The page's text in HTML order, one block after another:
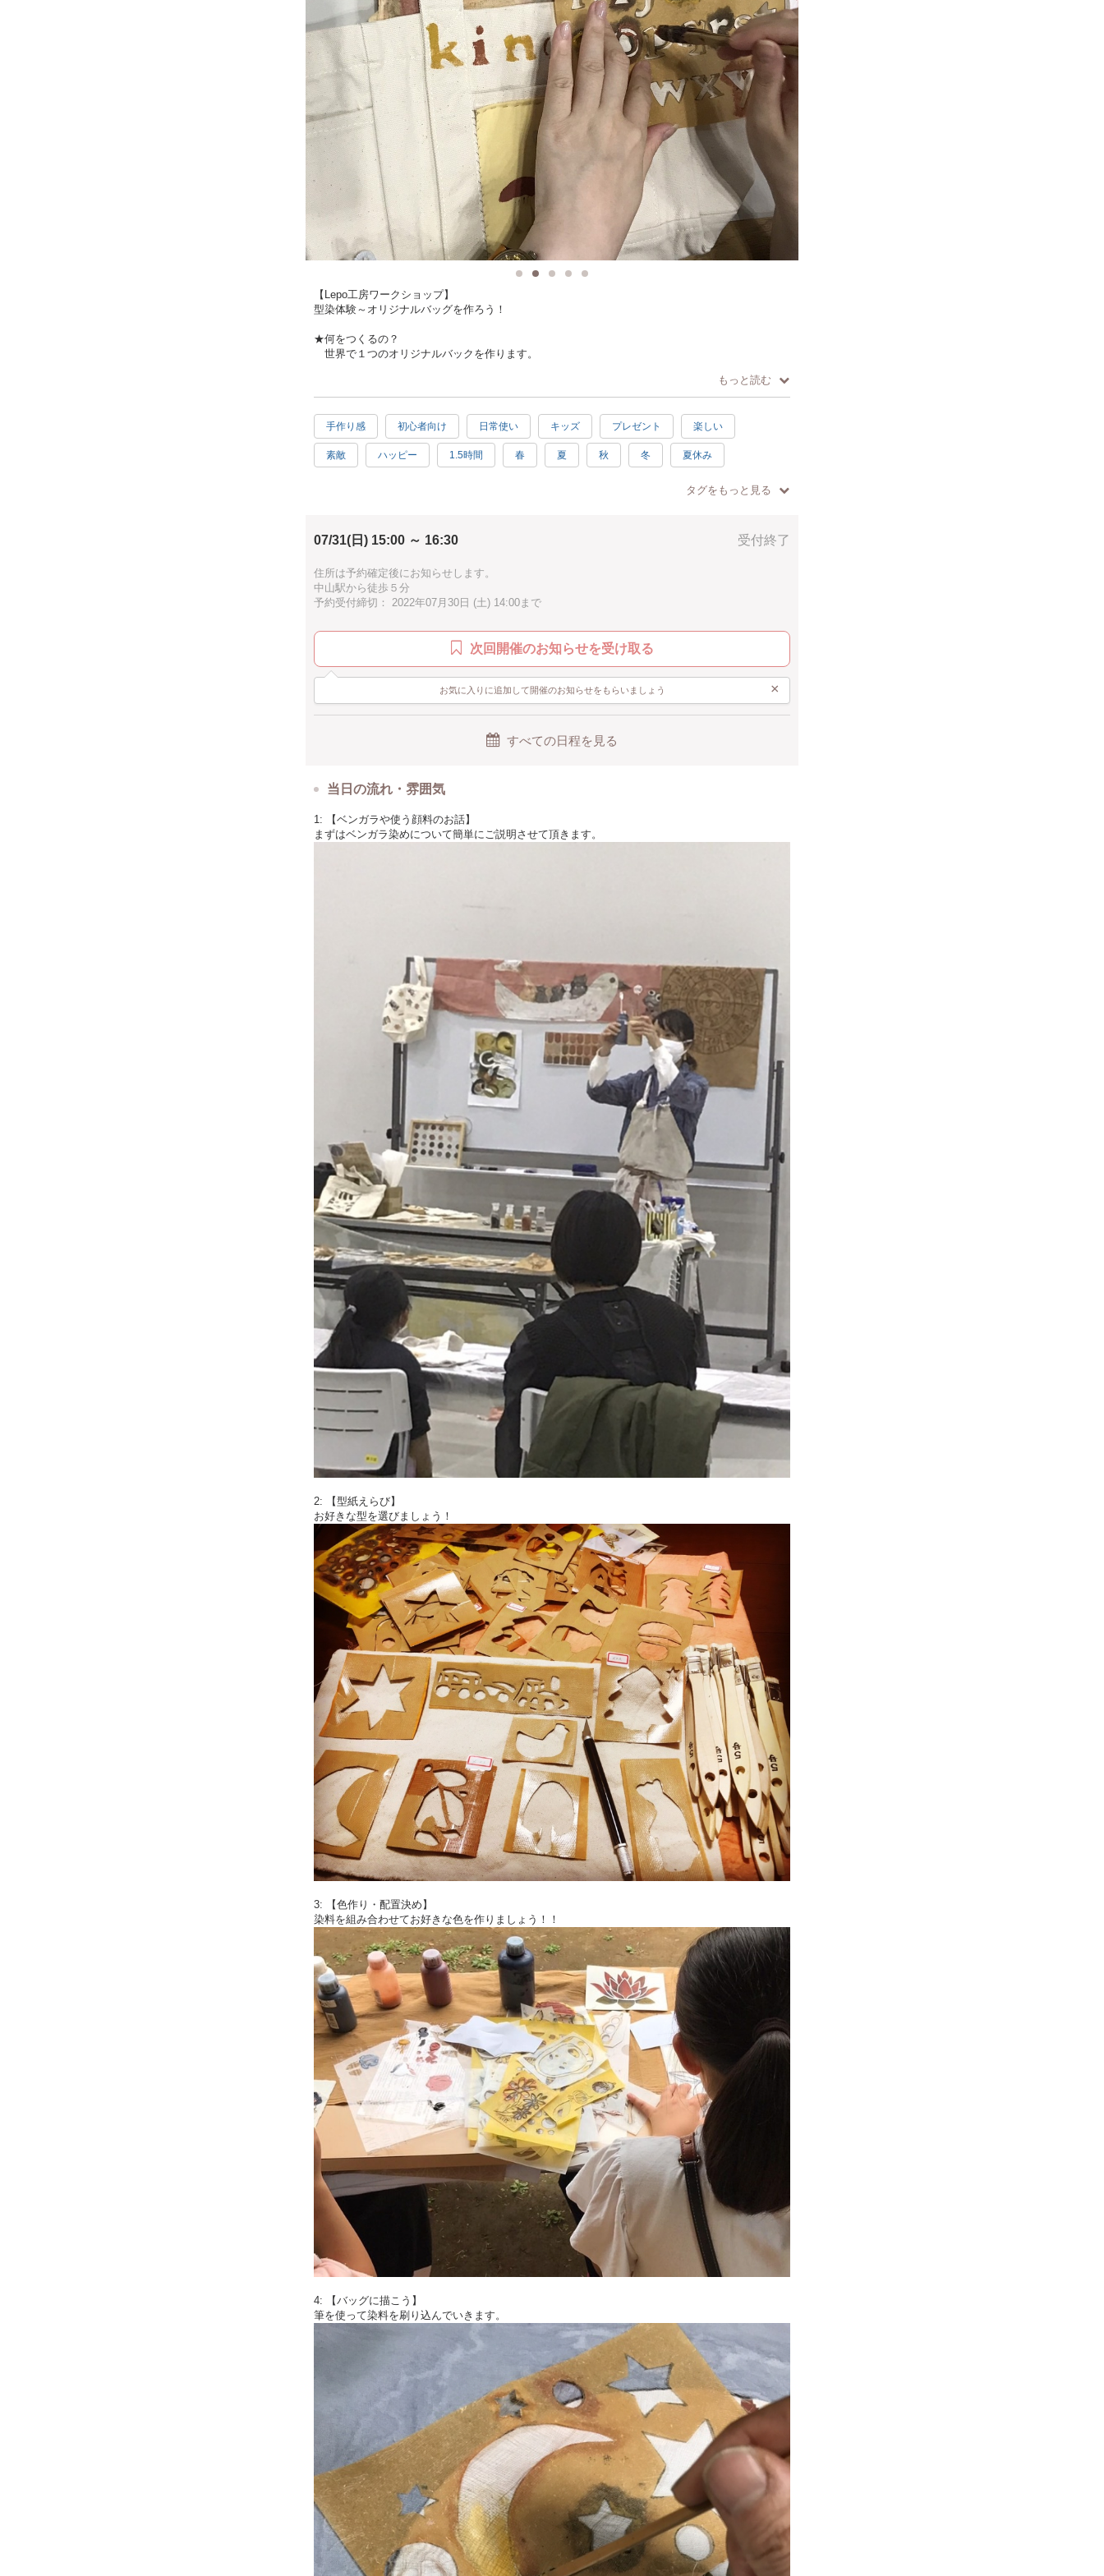
【Lepo工房ワークショップ】
型染体験～オリジナルバッグを作ろう！
★何をつくるの？
世界で１つのオリジナルバックを作ります。
Lepo工房オリジナルの型紙を使って染料で絵を描いていきます。
★作品の使用
小物入れ・お買い物バックなど
【対象年齢】
小さなお子様から大人の方まで楽しめる人気の体験です。
ご家族やお友達と複数名での参加も大丈夫です。
皆様のお越しを心よりお待ち致しております！
もっと読む
手作り感 初心者向け 日常使い キッズ プレゼント 楽しい
素敵 ハッピー 1.5時間 春 夏 秋 冬 夏休み
男性歓迎
タグをもっと見る
受付終了
07/31(日) 15:00 ～ 16:30
住所は予約確定後にお知らせします。
中山駅から徒歩５分
予約受付締切： 2022年07月30日 (土) 14:00まで
次回開催のお知らせを受け取る
お気に入りに追加して開催のお知らせをもらいましょう ×
すべての日程を見る
当日の流れ・雰囲気
1: 【ベンガラや使う顔料のお話】
まずはベンガラ染めについて簡単にご説明させて頂きます。
2: 【型紙えらび】
お好きな型を選びましょう！
3: 【色作り・配置決め】
染料を組み合わせてお好きな色を作りましょう！！
4: 【バッグに描こう】
筆を使って染料を刷り込んでいきます。